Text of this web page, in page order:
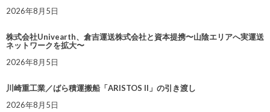
2026年8月5日
株式会社Univearth、倉吉運送株式会社と資本提携〜山陰エリアへ実運送
ネットワークを拡大〜
2026年8月5日
川崎重工業／ばら積運搬船「ARISTOS II」の引き渡し
2026年8月5日